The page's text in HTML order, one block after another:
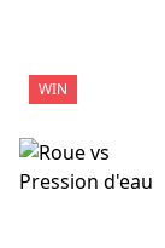
WIN